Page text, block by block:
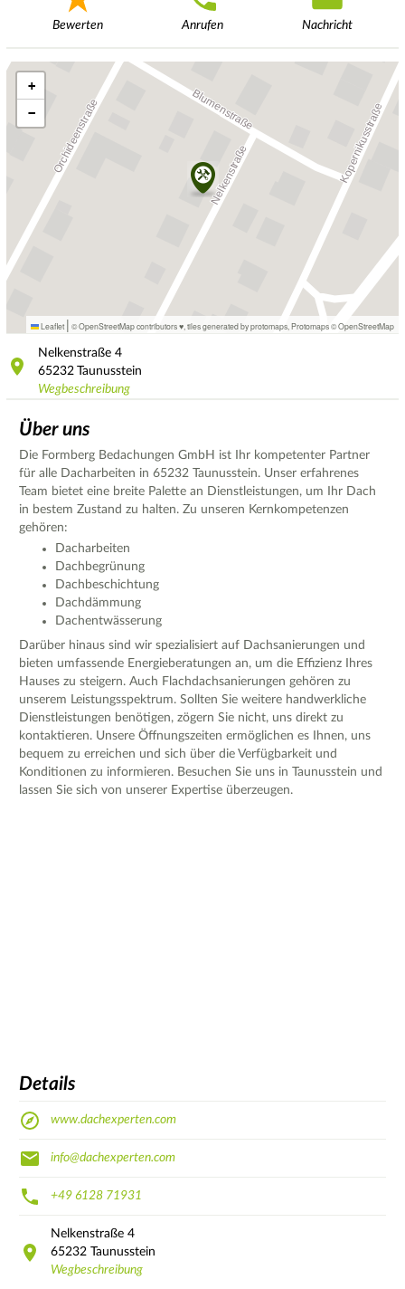
Bewerten Anrufen Nachricht
+
−
Leaflet | © OpenStreetMap contributors ♥, tiles generated by protomaps Protomaps©OpenStreetMap
Nelkenstraße 4
65232 Taunusstein
Wegbeschreibung
Über uns
Die Formberg Bedachungen GmbH ist Ihr kompetenter Partner
für alle Dacharbeiten in 65232 Taunusstein. Unser erfahrenes
Team bietet eine breite Palette an Dienstleistungen, um Ihr Dach
in bestem Zustand zu halten. Zu unseren Kernkompetenzen
gehören:
Dacharbeiten
Dachbegrünung
Dachbeschichtung
Dachdämmung
Dachentwässerung
Darüber hinaus sind wir spezialisiert auf Dachsanierungen und
bieten umfassende Energieberatungen an, um die Effizienz Ihres
Hauses zu steigern. Auch Flachdachsanierungen gehören zu
unserem Leistungsspektrum. Sollten Sie weitere handwerkliche
Dienstleistungen benötigen, zögern Sie nicht, uns direkt zu
kontaktieren. Unsere Öffnungszeiten ermöglichen es Ihnen, uns
bequem zu erreichen und sich über die Verfügbarkeit und
Konditionen zu informieren. Besuchen Sie uns in Taunusstein und
lassen Sie sich von unserer Expertise überzeugen.
Details
www.dachexperten.com
info@dachexperten.com
+49 6128 71931
Nelkenstraße 4
65232 Taunusstein
Wegbeschreibung